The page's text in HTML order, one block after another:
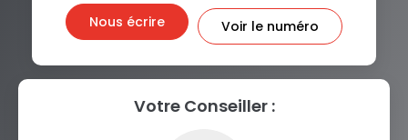
Nous écrire Voir le numéro
Votre Conseiller :